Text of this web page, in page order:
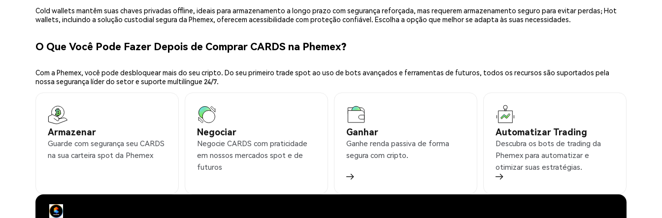
Cold wallets mantêm suas chaves privadas offline, ideais para armazenamento a longo prazo com segurança reforçada, mas requerem armazenamento seguro para evitar perdas; Hot
wallets, incluindo a solução custodial segura da Phemex, oferecem acessibilidade com proteção confiável. Escolha a opção que melhor se adapta às suas necessidades.
O Que Você Pode Fazer Depois de Comprar CARDS na Phemex?
Com a Phemex, você pode desbloquear mais do seu cripto. Do seu primeiro trade spot ao uso de bots avançados e ferramentas de futuros, todos os recursos são suportados pela
nossa segurança líder do setor e suporte multilíngue 24/7.
Armazenar
Guarde com segurança seu CARDS
na sua carteira spot da Phemex
Negociar
Negocie CARDS com praticidade
em nossos mercados spot e de
futuros
Ganhar
Ganhe renda passiva de forma
segura com cripto.
Automatizar Trading
Descubra os bots de trading da
Phemex para automatizar e
otimizar suas estratégias.